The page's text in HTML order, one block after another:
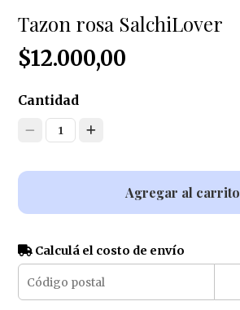
Tazon rosa SalchiLover
$12.000,00
Cantidad
1
Agregar al carrito
Calculá el costo de envío